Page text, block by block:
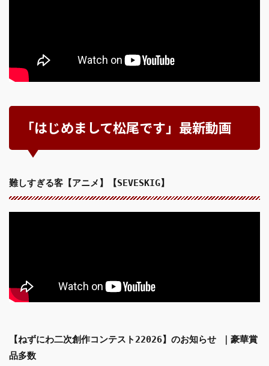
「はじめまして松尾です」最新動画
難しすぎる客【アニメ】【SEVESKIG】
【ねずにわ二次創作コンテスト22026】のお知らせ ｜豪華賞
品多数